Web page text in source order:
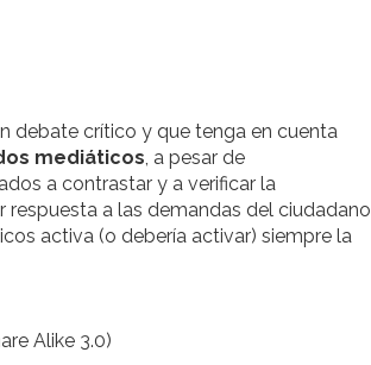
debate crítico y que tenga en cuenta
mediáticos, a pesar de
a contrastar y a verificar la
respuesta a las demandas del ciudadano
activa (o debería activar) siempre la
Alike 3.0)